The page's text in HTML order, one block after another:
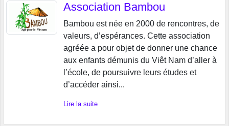
Association Bambou
Bambou est née en 2000 de rencontres, de
valeurs, d’espérances. Cette association
agréée a pour objet de donner une chance
aux enfants démunis du Viêt Nam d’aller à
l’école, de poursuivre leurs études et
d’accéder ainsi...
Lire la suite